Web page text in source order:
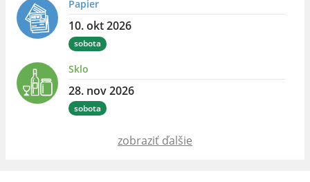
Papier
10. okt 2026
sobota
Sklo
28. nov 2026
sobota
zobraziť ďalšie